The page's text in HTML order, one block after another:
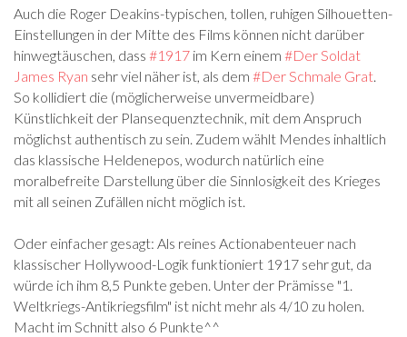
Auch die Roger Deakins-typischen, tollen, ruhigen Silhouetten-
Einstellungen in der Mitte des Films können nicht darüber
hinwegtäuschen, dass #1917 ‍ im Kern einem #Der Soldat
James Ryan ‍ sehr viel näher ist, als dem #Der Schmale Grat‍.
So kollidiert die (möglicherweise unvermeidbare)
Künstlichkeit der Plansequenztechnik, mit dem Anspruch
möglichst authentisch zu sein. Zudem wählt Mendes inhaltlich
das klassische Heldenepos, wodurch natürlich eine
moralbefreite Darstellung über die Sinnlosigkeit des Krieges
mit all seinen Zufällen nicht möglich ist.
Oder einfacher gesagt: Als reines Actionabenteuer nach
klassischer Hollywood-Logik funktioniert 1917 sehr gut, da
würde ich ihm 8,5 Punkte geben. Unter der Prämisse "1.
Weltkriegs-Antikriegsfilm" ist nicht mehr als 4/10 zu holen.
Macht im Schnitt also 6 Punkte^^